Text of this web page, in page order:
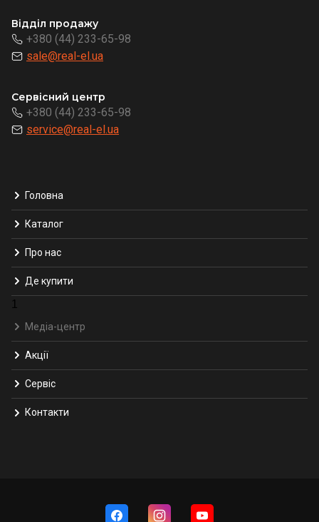
Відділ продажу
+380 (44) 233-65-98
sale@real-el.ua
Сервісний центр
+380 (44) 233-65-98
service@real-el.ua
Головна
Каталог
Про нас
Де купити
1
Медіа-центр
Акції
Сервіс
Контакти